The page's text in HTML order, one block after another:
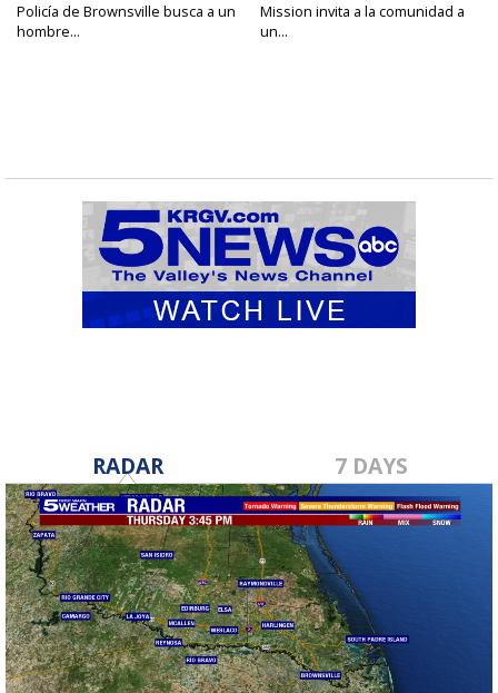
Policía de Brownsville busca a un
hombre...
Mission invita a la comunidad a
un...
RADAR 7 DAYS